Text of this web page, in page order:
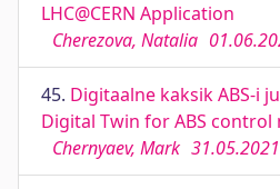
LHC@CERN Application
Cherezova, Natalia
45. Digitaalne kaksik ABS-i
Digital Twin for ABS control
Chernyaev, Mark 31.05.2021